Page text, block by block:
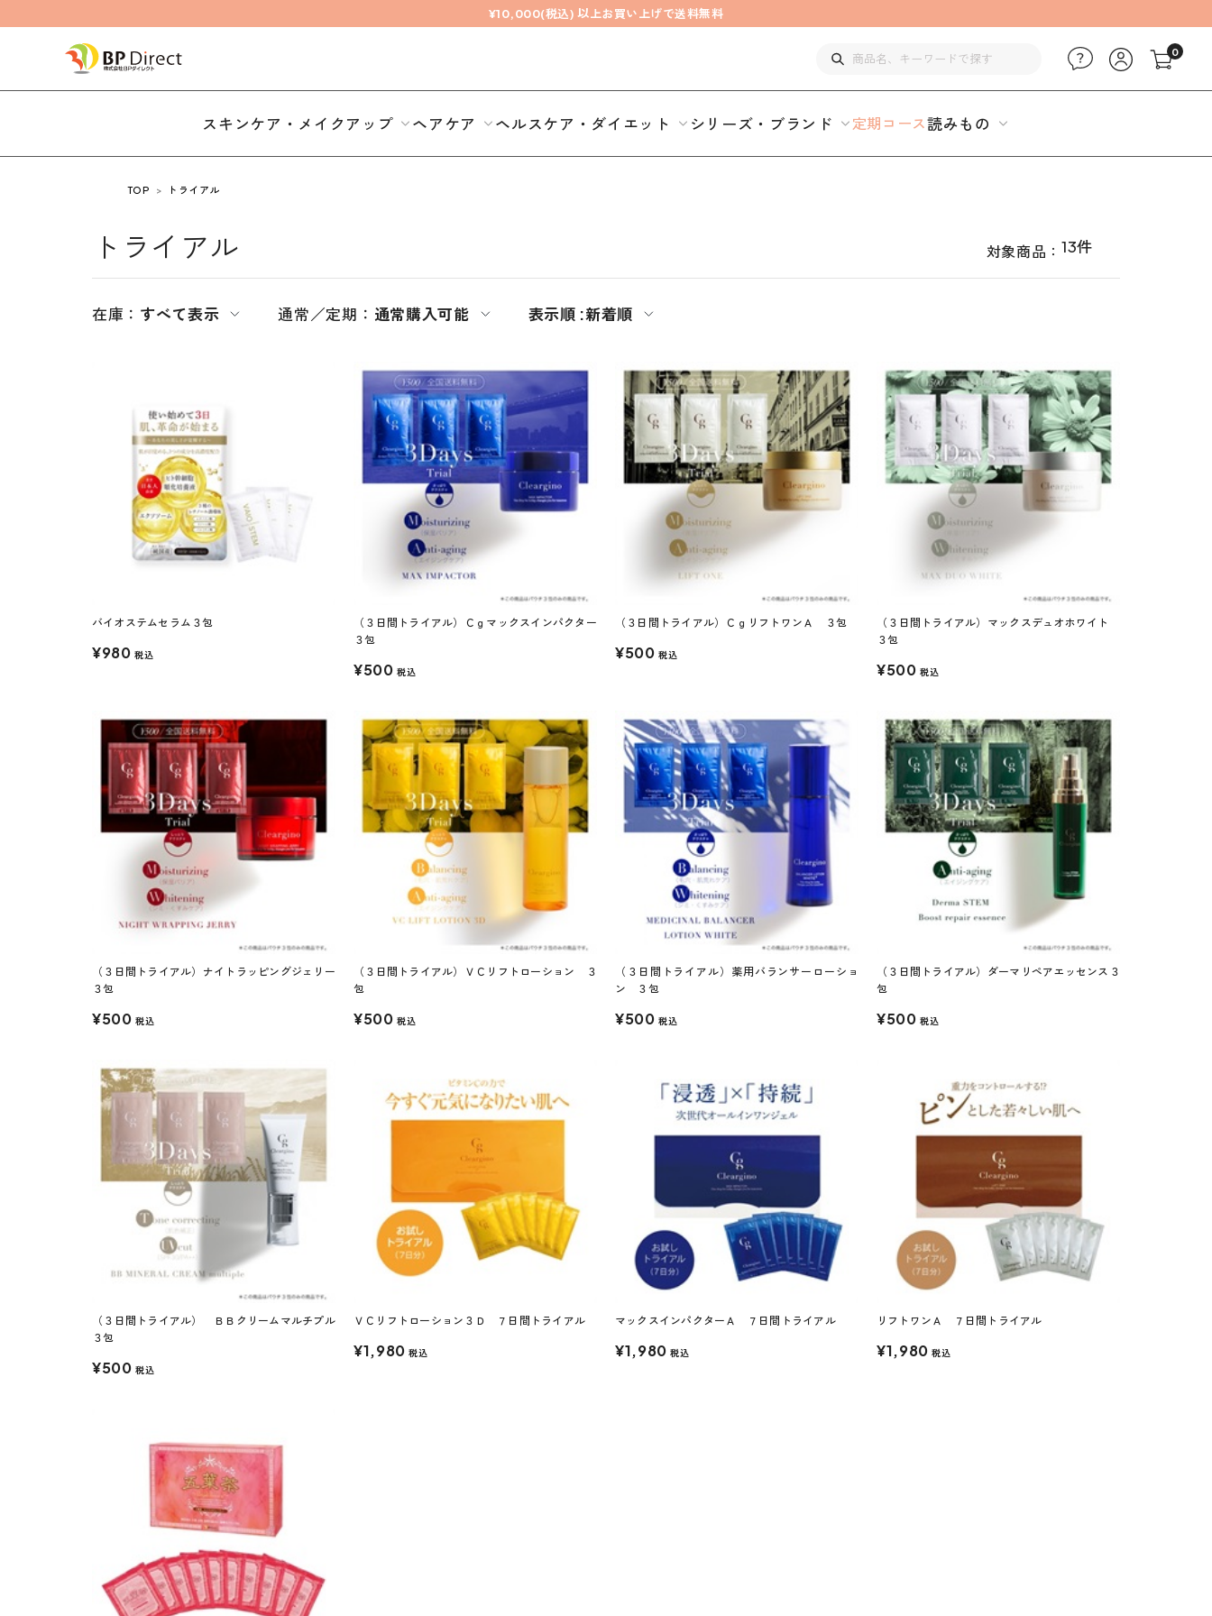
¥10,000(税込) 以上お買い上げで送料無料
0
スキンケア・メイクアップ ヘアケア ヘルスケア・ダイエット シリーズ・ブランド 定期コース読みもの
TOP トライアル
トライアル 対象商品： 13件
在庫： すべて表示 通常／定期： 通常購入可能 表示順 :新着順
バイオステムセラム３包
¥980税込
（３日間トライアル）Ｃｇマックスインパクター
３包
¥500税込
（３日間トライアル）ＣｇリフトワンＡ ３包
¥500税込
（３日間トライアル）マックスデュオホワイト
３包
¥500税込
（３日間トライアル）ナイトラッピングジェリー
３包
¥500税込
（３日間トライアル）ＶＣリフトローション ３
包
¥500税込
（３日間トライアル）薬用バランサーローショ
ン ３包
¥500税込
（３日間トライアル）ダーマリペアエッセンス３
包
¥500税込
（３日間トライアル） ＢＢクリームマルチプル
３包
¥500税込
ＶＣリフトローション３Ｄ ７日間トライアル
¥1,980税込
マックスインパクターＡ ７日間トライアル
¥1,980税込
リフトワンＡ ７日間トライアル
¥1,980税込